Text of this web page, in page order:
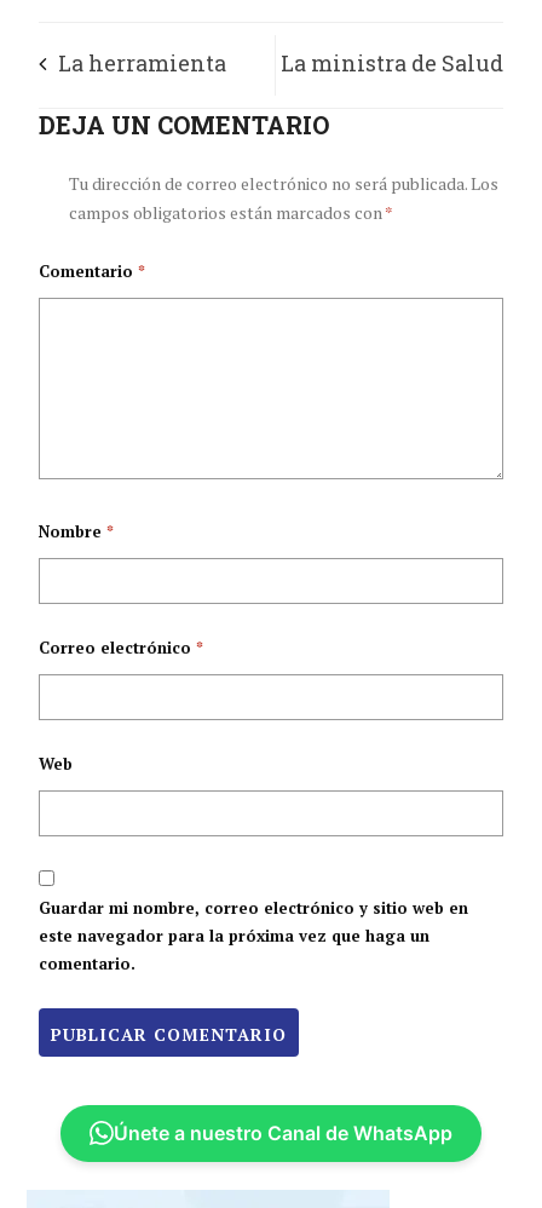
La herramienta
para detectar el
cáncer de mama en
premio Dyson del
La ministra de Salud
dice que es hora de
resolver la crisis, no
DEJA UN COMENTARIO
Tu dirección de correo electrónico no será publicada.Los
campos obligatorios están marcados con *
Comentario*
Nombre*
Correo electrónico*
Web
Guardar mi nombre, correo electrónico y sitio web en
este navegador para la próxima vez que haga un
comentario.
Únete a nuestro Canal de WhatsApp